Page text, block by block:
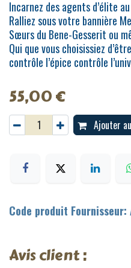
Incarnez des agents d’élite
Ralliez sous votre bannière
Sœurs du Bene-Gesserit ou
Qui que vous choisissiez
contrôle l’épice contrôle
55,00€
Ajouter
Code produit Fournisseur:
Avis client :